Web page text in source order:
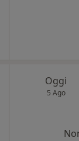
Oggi
5 Ago